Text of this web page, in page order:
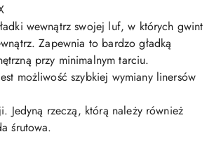
wewnątrz swojej luf, w których gwint
Zapewnia to bardzo gładką
przy minimalnym tarciu.
możliwość szybkiej wymiany linersów
Jedyną rzeczą, którą należy również
śrutowa.